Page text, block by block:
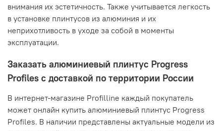
внимания их эстетичность. Также учитывается легкость
в установке плинтусов из алюминия и их
неприхотливость в уходе за собой в моменты
эксплуатации.
Заказать алюминиевый плинтус Progress
Profiles с доставкой по территории России
В интернет-магазине Profilline каждый покупатель
может онлайн купить алюминиевый плинтус Progress
Profiles. В наличии представлены актуальные модели из